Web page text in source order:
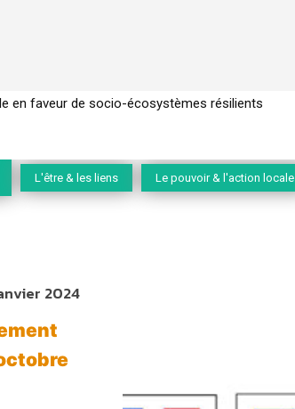
faveur de socio-écosystèmes résilients
économique régénératif du vivant …
L'être & les liens Le pouvoir & l'action locale
2024